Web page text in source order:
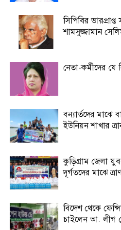
সিপিবির
শামসুজ্জামান
নেতা-কর্মীদের যে
বন্যার্তদের মাঝে
ইউনিয়ন শাখার
কুড়িগ্রাম জেলা
দূর্গতদের মাঝে
বিদেশ থেকে
চাইলেন আ. লীগ